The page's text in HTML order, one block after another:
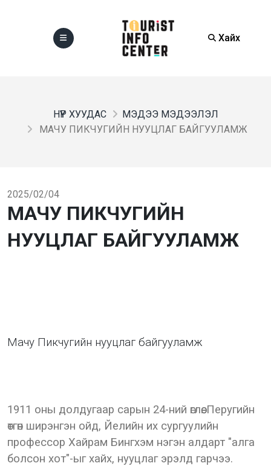
Хайх
НҮҮР ХУУДАС
МЭДЭЭ МЭДЭЭЛЭЛ
МАЧУ ПИКЧУГИЙН НУУЦЛАГ БАЙГУУЛАМЖ
2025/02/04
МАЧУ ПИКЧУГИЙН
НУУЦЛАГ БАЙГУУЛАМЖ
Мачу Пикчугийн нууцлаг байгууламж
1911 оны долдугаар сарын 24-ний өглөө. Перугийн
өтгөн ширэнгэн ойд, Йелийн их сургуулийн
профессор Хайрам Бингхэм нэгэн алдарт "алга
болсон хот"-ыг хайх, нууцлаг эрэлд гарчээ.